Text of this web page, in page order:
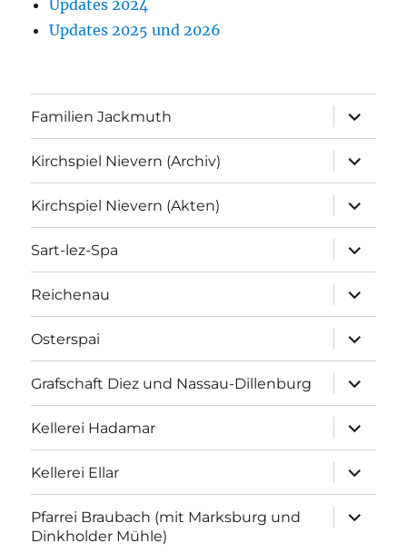
Updates 2024
Updates 2025 und 2026
Familien Jackmuth
anzeigen
Kirchspiel Nievern (Archiv)
anzeigen
Kirchspiel Nievern (Akten)
anzeigen
Sart-lez-Spa
anzeigen
Reichenau
anzeigen
Osterspai
anzeigen
Grafschaft Diez und Nassau-Dillenburg
anzeigen
Kellerei Hadamar
anzeigen
Kellerei Ellar
anzeigen
Pfarrei Braubach (mit Marksburg und
Dinkholder Mühle)
anzeigen